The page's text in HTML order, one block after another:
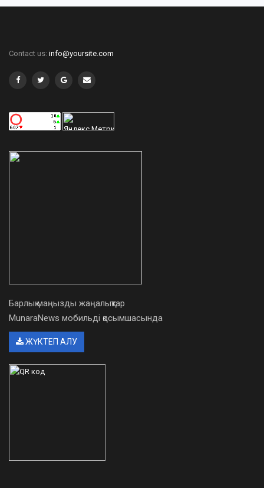
Contact us: info@yoursite.com
Барлық маңызды жаңалықтар
MunaraNews мобильді қосымшасында
ЖҮКТЕП АЛУ